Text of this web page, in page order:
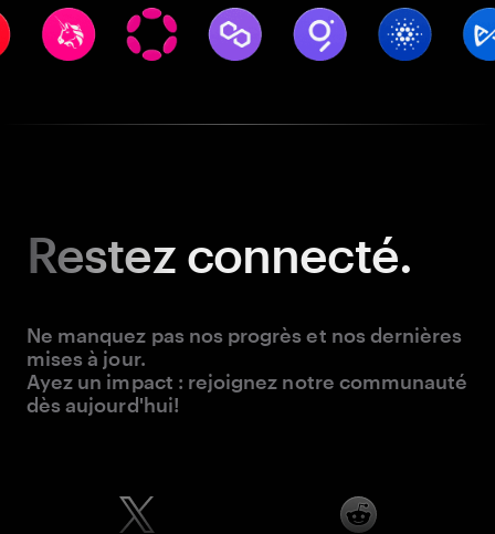
Restezconnecté.
Ne manquez pas nos progrès et nos dernières
mises à jour.
Ayez un impact : rejoignez notre communauté
dès aujourd'hui!